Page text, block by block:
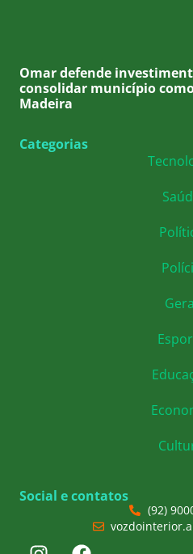
Omar defende
consolidar município
Madeira
Categorias
Social e contatos
(92)